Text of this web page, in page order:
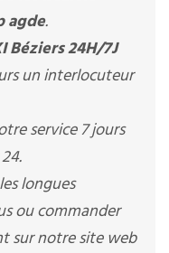
agde.
Béziers 24H/7J
un interlocuteur
service 7 jours
longues
ou commander
sur notre site web